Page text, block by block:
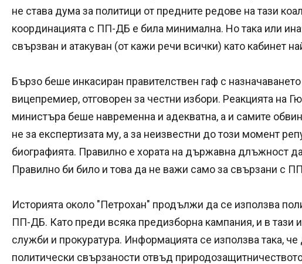
не става дума за политици от предните редове на тази
координацията с ПП-ДБ е била минимална. Но така или
свързван и атакуван (от кажи речи всички) като кабинет
Бързо беше инкасиран правителствен гаф с
вицепремиер, отговорен за честни избори. Реакцията на
министъра беше навременна и адекватна, а и самите
не за експертизата му, а за неизвестни до този момент
биографията. Правилно е хората на държавна длъжност
Правилно би било и това да не важи само за свързани с
Историята около "Петрохан" продължи да се използва
ПП-ДБ. Като преди всяка предизборна кампания, и в тази
служби и прокуратура. Информацията се използва така,
политически свързаности отвъд